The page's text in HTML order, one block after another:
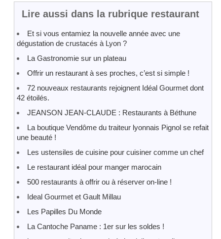
Lire aussi dans la rubrique restaurant
Et si vous entamiez la nouvelle année avec une
dégustation de crustacés à Lyon ?
La Gastronomie sur un plateau
Offrir un restaurant à ses proches, c’est si simple !
72 nouveaux restaurants rejoignent Idéal Gourmet dont
42 étoilés.
JEANSON JEAN-CLAUDE : Restaurants à Béthune
La boutique Vendôme du traiteur lyonnais Pignol se refait
une beauté !
Les ustensiles de cuisine pour cuisiner comme un chef
Le restaurant idéal pour manger marocain
500 restaurants à offrir ou à réserver on-line !
Ideal Gourmet et Gault Millau
Les Papilles Du Monde
La Cantoche Paname : 1er sur les soldes !